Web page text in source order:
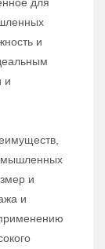
и
и
и
и